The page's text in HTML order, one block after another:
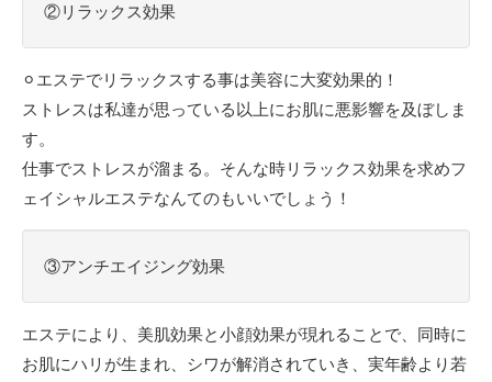
②リラックス効果
⚪︎エステでリラックスする事は美容に大変効果的！
ストレスは私達が思っている以上にお肌に悪影響を及ぼしま
す。
仕事でストレスが溜まる。そんな時リラックス効果を求めフ
ェイシャルエステなんてのもいいでしょう！
③アンチエイジング効果
エステにより、美肌効果と小顔効果が現れることで、同時に
お肌にハリが生まれ、シワが解消されていき、実年齢より若